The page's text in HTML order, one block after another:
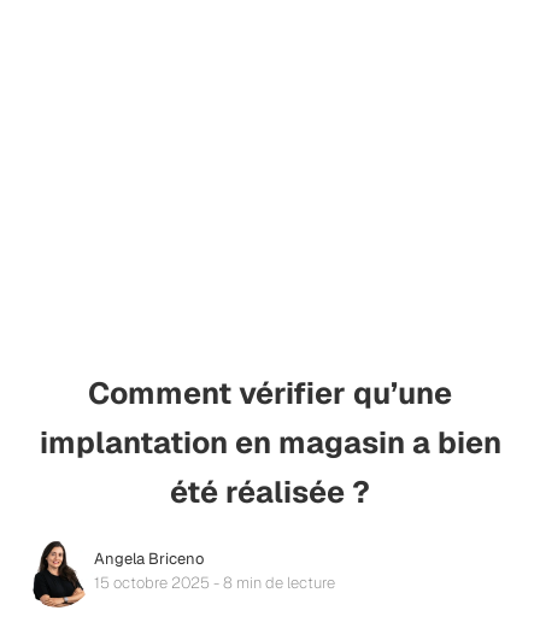
Comment vérifier qu’une
implantation en magasin a bien
été réalisée ?
Angela Briceno
15 octobre 2025 - 8 min de lecture